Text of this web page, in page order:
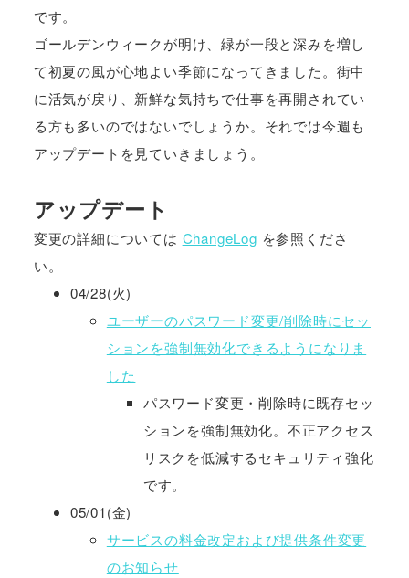
です。
ゴールデンウィークが明け、緑が一段と深みを増し
て初夏の風が心地よい季節になってきました。街中
に活気が戻り、新鮮な気持ちで仕事を再開されてい
る方も多いのではないでしょうか。それでは今週も
アップデートを見ていきましょう。
アップデート
変更の詳細については ChangeLog を参照くださ
い。
04/28(火)
ユーザーのパスワード変更/削除時にセッ
ションを強制無効化できるようになりま
した
パスワード変更・削除時に既存セッ
ションを強制無効化。不正アクセス
リスクを低減するセキュリティ強化
です。
05/01(金)
サービスの料金改定および提供条件変更
のお知らせ